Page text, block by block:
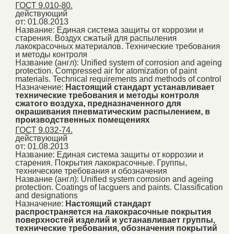
ГОСТ 9.010-80.
действующий
от: 01.08.2013
Название: Единая система защиты от коррозии и
старения. Воздух сжатый для распыления
лакокрасочных материалов. Технические требования
и методы контроля
Название (англ): Unified system of corrosion and ageing
protection. Compressed air for atomization of paint
materials. Technical requirements and methods of control
Назначение: Настоящий стандарт устанавливает
технические требования и методы контроля
сжатого воздуха, предназначенного для
окрашивания пневматическим распылением, в
производственных помещениях
ГОСТ 9.032-74.
действующий
от: 01.08.2013
Название: Единая система защиты от коррозии и
старения. Покрытия лакокрасочные. Группы,
технические требования и обозначения
Название (англ): Unified system corrosion and ageing
protection. Coatings of lacguers and paints. Classification
and designations
Назначение: Настоящий стандарт
распространяется на лакокрасочные покрытия
поверхностей изделий и устанавливает группы,
технические требования, обозначения покрытий